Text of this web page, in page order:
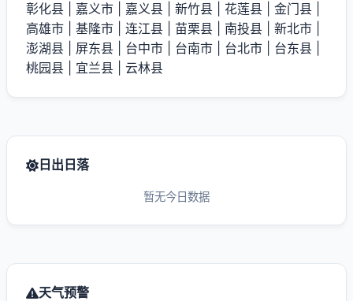
彰化县 嘉义市 嘉义县 新竹县 花莲县 金门县
高雄市
基隆市 连江县 苗栗县 南投县 新北市
澎湖县
屏东县 台中市 台南市 台北市 台东县
桃园县
宜兰县 云林县
日出日落
暂无今日数据
天气预警